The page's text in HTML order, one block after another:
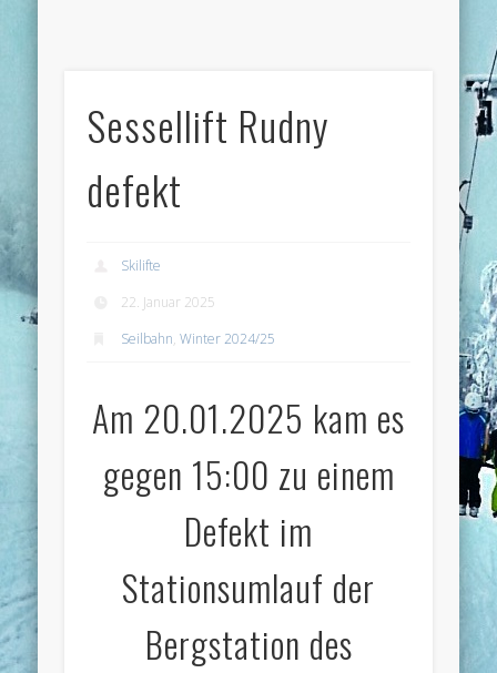
Sessellift Rudny
defekt
Skilifte
22. Januar 2025
Seilbahn,Winter 2024/25
Am 20.01.2025 kam es
gegen 15:00 zu einem
Defekt im
Stationsumlauf der
Bergstation des